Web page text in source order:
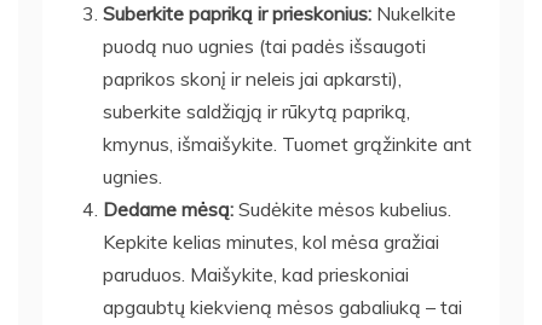
Suberkite papriką ir prieskonius: Nukelkite
puodą nuo ugnies (tai padės išsaugoti
paprikos skonį ir neleis jai apkarsti),
suberkite saldžiąją ir rūkytą papriką,
kmynus, išmaišykite. Tuomet grąžinkite ant
ugnies.
Dedame mėsą: Sudėkite mėsos kubelius.
Kepkite kelias minutes, kol mėsa gražiai
paruduos. Maišykite, kad prieskoniai
apgaubtų kiekvieną mėsos gabaliuką – tai